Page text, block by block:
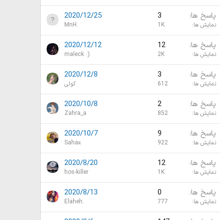
پاسخ ها 3
نمایش ها 1K
2020/12/25
MnH.
پاسخ ها 12
نمایش ها 2K
2020/12/12
maleck :)
پاسخ ها 3
نمایش ها 612
2020/12/8
کولی
پاسخ ها 2
نمایش ها 852
2020/10/8
Zahra_a
پاسخ ها 9
نمایش ها 922
2020/10/7
Sahaʀ
پاسخ ها 12
نمایش ها 1K
2020/8/20
hos-killer
پاسخ ها 0
نمایش ها 777
2020/8/13
Elaheh.